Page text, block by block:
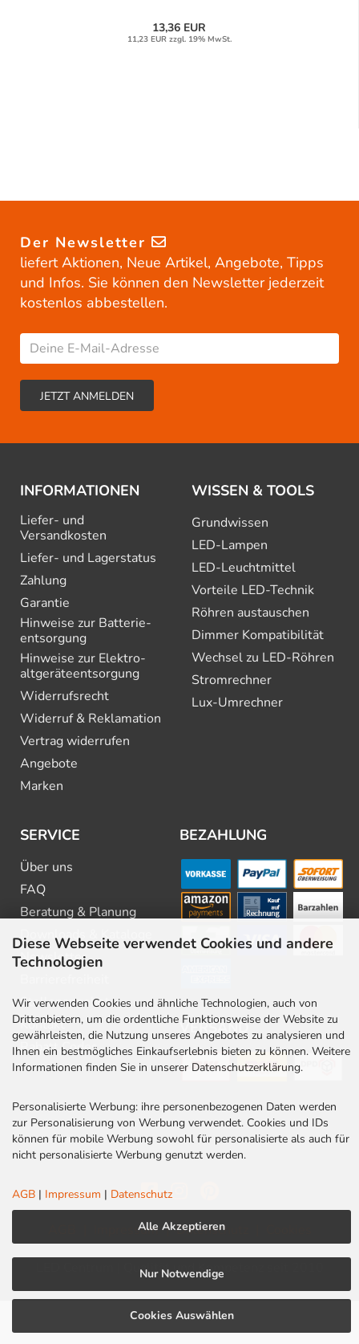
Diese Webseite verwendet Cookies und andere
Technologien
Wir verwenden Cookies und ähnliche Technologien, auch von
Drittanbietern, um die ordentliche Funktionsweise der Website zu
gewährleisten, die Nutzung unseres Angebotes zu analysieren und
Ihnen ein bestmögliches Einkaufserlebnis bieten zu können. Weitere
Informationen finden Sie in unserer Datenschutzerklärung.
Personalisierte Werbung: ihre personenbezogenen Daten werden
zur Personalisierung von Werbung verwendet. Cookies und IDs
können für mobile Werbung sowohl für personalisierte als auch für
nicht personalisierte Werbung genutzt werden.
AGB | Impressum | Datenschutz
Alle Akzeptieren
Nur Notwendige
Cookies Auswählen
13,36 EUR
11,23 EUR zzgl. 19% MwSt.
Der Newsletter
liefert Aktionen, Neue Artikel, Angebote, Tipps
und Infos. Sie können den Newsletter jederzeit
kostenlos abbestellen.
INFORMATIONEN
Liefer- und
Versandkosten
Liefer- und Lagerstatus
Zahlung
Garantie
Hinweise zur Batterie­
entsorgung
Hinweise zur Elektro­
altgeräte­entsorgung
Widerrufsrecht
Widerruf & Reklamation
Vertrag widerrufen
Angebote
Marken
WISSEN & TOOLS
Grundwissen
LED-Lampen
LED-Leuchtmittel
Vorteile LED-Technik
Röhren austauschen
Dimmer Kompatibilität
Wechsel zu LED-Röhren
Stromrechner
Lux-Umrechner
SERVICE
Über uns
FAQ
Beratung & Planung
Downloads & Kataloge
Newsletter
Stellenangebote
Kontakt
Rabatt Codes
BEZAHLUNG
VERSAND
Impressum | Datenschutz
LED Centrum | Qualität und Kompetenz seit 2010